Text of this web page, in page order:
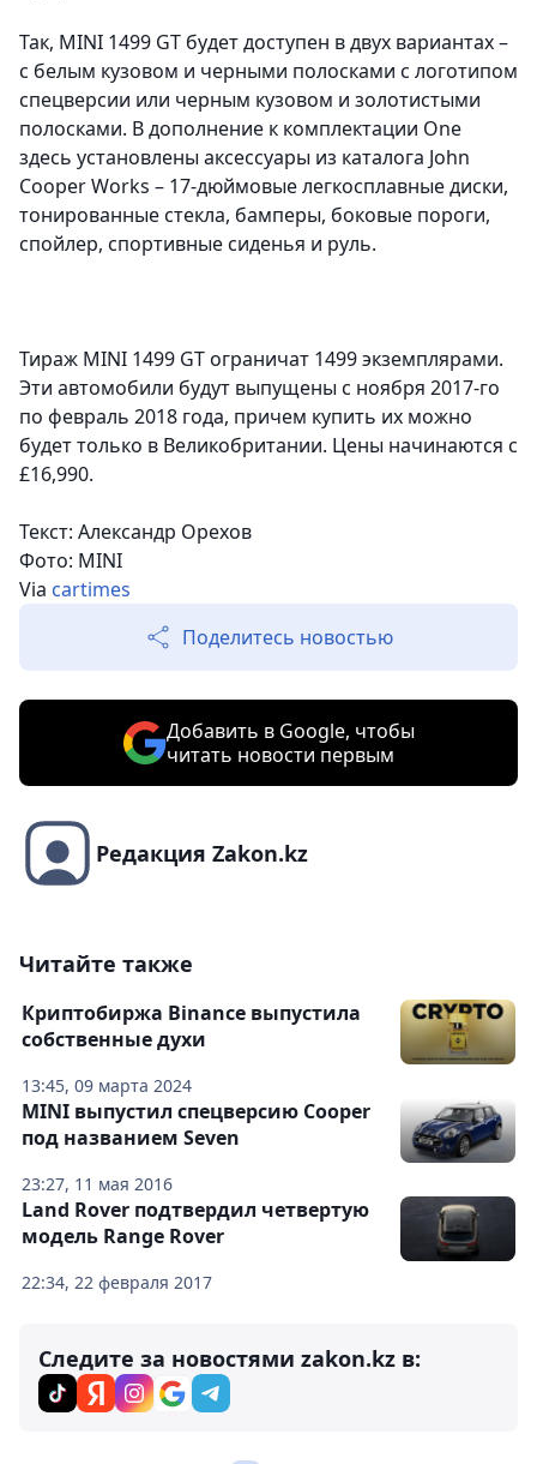
Так, MINI 1499 GT будет доступен в двух вариантах –
с белым кузовом и черными полосками с логотипом
спецверсии или черным кузовом и золотистыми
полосками. В дополнение к комплектации One
здесь установлены аксессуары из каталога John
Cooper Works – 17-дюймовые легкосплавные диски,
тонированные стекла, бамперы, боковые пороги,
спойлер, спортивные сиденья и руль.
Тираж MINI 1499 GT ограничат 1499 экземплярами.
Эти автомобили будут выпущены с ноября 2017-го
по февраль 2018 года, причем купить их можно
будет только в Великобритании. Цены начинаются с
£16,990.
Текст: Александр Орехов
Фото: MINI
Via cartimes
Поделитесь новостью
Добавить в Google, чтобы
читать новости первым
Редакция Zakon.kz
Читайте также
13:45, 09 марта 2024
Криптобиржа Binance выпустила
собственные духи
23:27, 11 мая 2016
MINI выпустил спецверсию Cooper
под названием Seven
22:34, 22 февраля 2017
Land Rover подтвердил четвертую
модель Range Rover
Следите за новостями zakon.kz в: